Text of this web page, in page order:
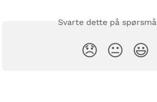
Svarte dette på
😞 😐 😃